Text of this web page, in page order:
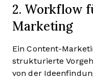
2. Workflow
Marketing
Ein Content-
strukturierte
von der